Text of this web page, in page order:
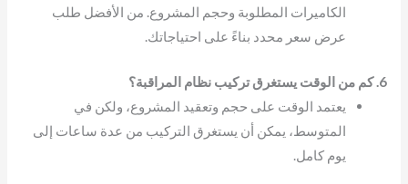
الكاميرات المطلوبة وحجم المشروع. من الأفضل طلب
عرض سعر محدد بناءً على احتياجاتك.
6. كم من الوقت يستغرق تركيب نظام المراقبة؟
يعتمد الوقت على حجم وتعقيد المشروع، ولكن في
المتوسط، يمكن أن يستغرق التركيب من عدة ساعات إلى
يوم كامل.